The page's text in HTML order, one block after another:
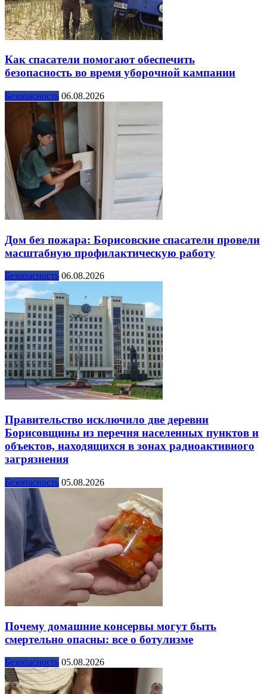
Как спасатели помогают обеспечить
безопасность во время уборочной кампании
Безопасность 06.08.2026
Дом без пожара: Борисовские спасатели провели
масштабную профилактическую работу
Безопасность 06.08.2026
Правительство исключило две деревни
Борисовщины из перечня населенных пунктов и
объектов, находящихся в зонах радиоактивного
загрязнения
Безопасность 05.08.2026
Почему домашние консервы могут быть
смертельно опасны: все о ботулизме
Безопасность 05.08.2026